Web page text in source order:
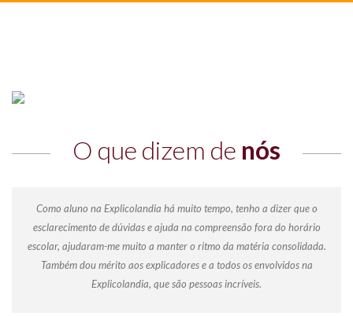
O que dizem de nós
Como aluno na Explicolandia há muito tempo, tenho a dizer que o
esclarecimento de dúvidas e ajuda na compreensão fora do horário
escolar, ajudaram-me muito a manter o ritmo da matéria consolidada.
Também dou mérito aos explicadores e a todos os envolvidos na
Explicolandia, que são pessoas incríveis.